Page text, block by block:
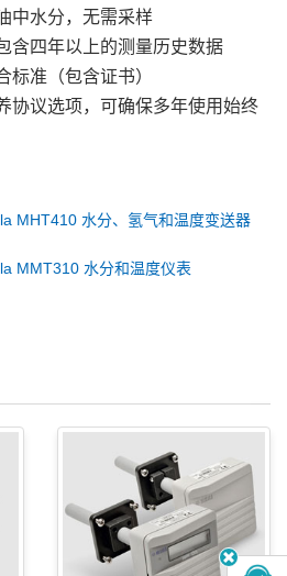
中水分，无需采样
含四年以上的测量历史数据
标准（包含证书）
协议选项，可确保多年使用始终
MHT410 水分、氢气和温度变送器
MMT310 水分和温度仪表